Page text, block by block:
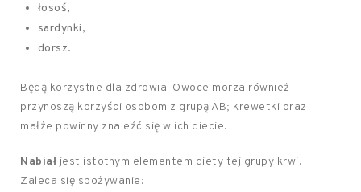
łosoś,
sardynki,
dorsz.
Będą korzystne dla zdrowia. Owoce morza również
przynoszą korzyści osobom z grupą AB; krewetki oraz
małże powinny znaleźć się w ich diecie.
Nabiał jest istotnym elementem diety tej grupy krwi.
Zaleca się spożywanie: